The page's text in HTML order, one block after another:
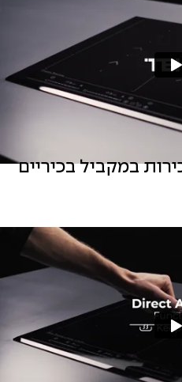
במקביל בכיריים